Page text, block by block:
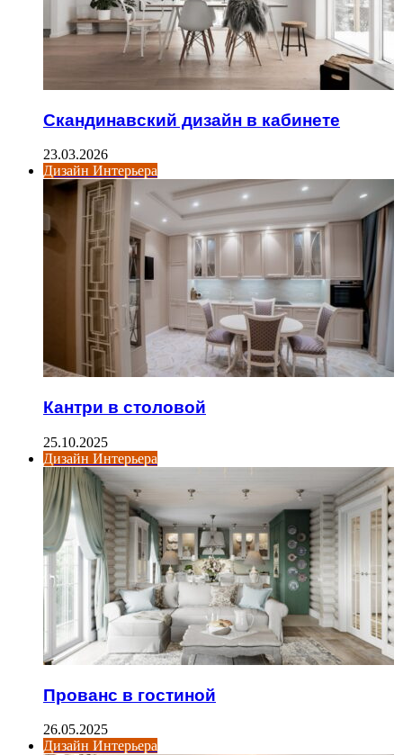
Скандинавский дизайн в кабинете
23.03.2026
Дизайн Интерьера
Кантри в столовой
25.10.2025
Дизайн Интерьера
Прованс в гостиной
26.05.2025
Дизайн Интерьера